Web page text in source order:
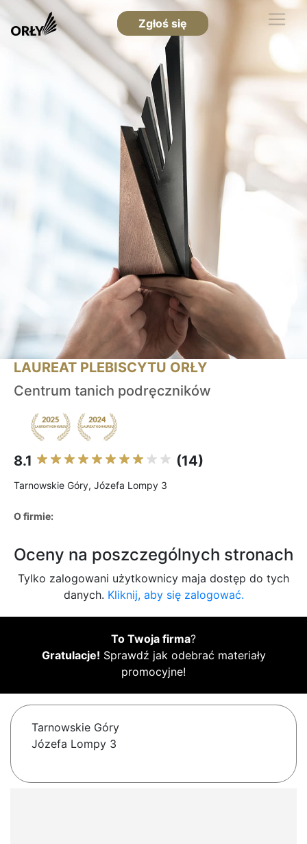
Zgłoś się
LAUREAT PLEBISCYTU ORŁY
Centrum tanich podręczników
8.1 (14)
Tarnowskie Góry, Józefa Lompy 3
O firmie:
Oceny na poszczególnych stronach
Tylko zalogowani użytkownicy maja dostęp do tych
danych. Kliknij, aby się zalogować.
To Twoja firma?
Gratulacje! Sprawdź jak odebrać materiały
promocyjne!
Tarnowskie Góry
Józefa Lompy 3